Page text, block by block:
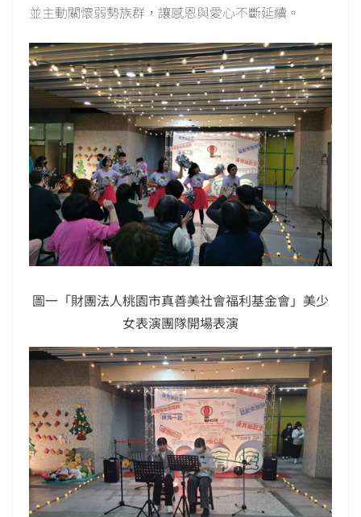
並主動關懷弱勢族群，讓感恩與愛心不斷延續。
圖一「財團法人桃園市真善美社會福利基金會」美少
女表演團隊開場表演